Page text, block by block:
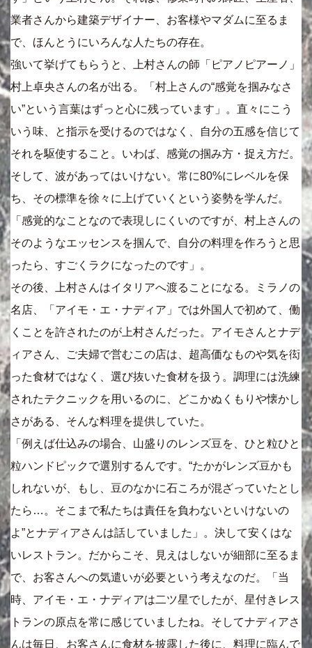
業者さんから建築デザイナー、お客様やマダムに至るま
で、ほんとうにいろんな人たちの存在。
強いて挙げてもらうと、上村さんの師「ピアノピアーノ」
村上卓央さんの名が出る。「村上さんの“感覚を掴みなさ
い”という言葉はずっと心に残っています」。直々にこう
いう味、と指示を受けるのではなく、自分の五感を信じて
それを駆使すること。いわば、感覚の掴み方・捉え方だ。
そして、波があってはいけない。常に80%にレベルを保
ち、その標準を徐々に上げていくという姿勢を学んだ。
「感覚的なことなので表現しにくいのですが、村上さんの
そのようなエッセンスを掴んで、自分の料理を作ろうと思
ったら、すごくラクになったのです」。
その後、上村さんはイタリアへ渡ることになる。ミラノの
名店、「アイモ・エ・ナディア」では外国人で初めて、働
くことを許されたのが上村さんだった。アイモさんとナデ
ィアさん、ご夫婦で営むこの店は、超高価なものや気を衒
った食材ではなく、選び抜いた食材を扱う。調理には洗練
されたテクニックを用いるのに、どこかぬくもりや懐かし
さがある、そんな料理を提供していた。
「例えば仕込みの場合、山盛りのレンズ豆を、ひと粒ひと
粒ハンドピックで選別するんです。“たかがレンズ豆かも
しれないが、もし、豆のなかに石ころが混ざっていたとし
たら…。そこまで私たちは責任を負わないといけないの
よ”とナディアさんは話していました」。決して安くはな
いレストラン。だからこそ、見えはしないが細部に至るま
で、お客さんへの気遣いが必要という考えなのだ。「当
時、アイモ・エ・ナディアは二ツ星でしたが、星付きレス
トランの原点を常に感じていましたね。そしてナディアさ
んは毎日、お客さんに食材を披露した後に、料理に臨んで